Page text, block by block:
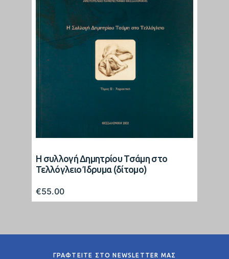
Η συλλογή Δημητρίου Τσάμη στο
Τελλόγλειο Ίδρυμα (δίτομο)
€55.00
ΓΡΑΦΤΕΙΤΕ ΣΤΟ NEWSLETTER ΜΑΣ